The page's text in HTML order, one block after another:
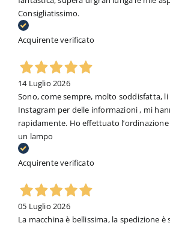
Consigliatissimo.
Acquirente verificato
14 Luglio 2026
Sono, come sempre, molto soddisfatta,
Instagram per delle informazioni , mi
rapidamente. Ho effettuato
un lampo
Acquirente verificato
05 Luglio 2026
La macchina è bellissima, la spedizione